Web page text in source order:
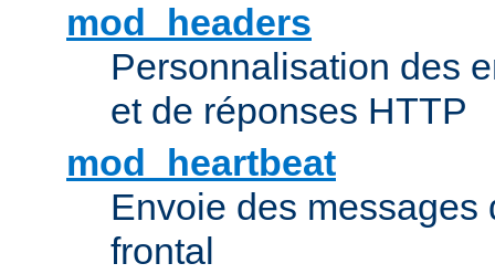
mod_headers
Personnalisation des
et de réponses HTTP
mod_heartbeat
Envoie des messages
frontal